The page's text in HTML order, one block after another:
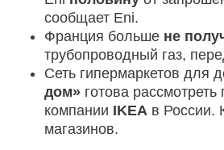
сообщает Eni.
Франция больше не
трубопроводный газ,
Сеть гипермаркетов для
дом» готова рассмотреть
компании IKEA в России.
магазинов.